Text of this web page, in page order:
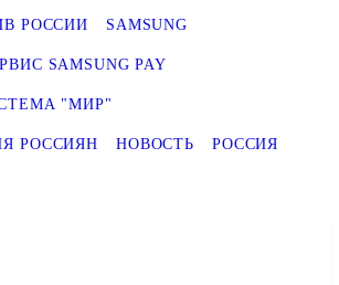
РОССИИ SAMSUNG
SAMSUNG PAY
"МИР"
РОССИЯН НОВОСТЬ РОССИЯ